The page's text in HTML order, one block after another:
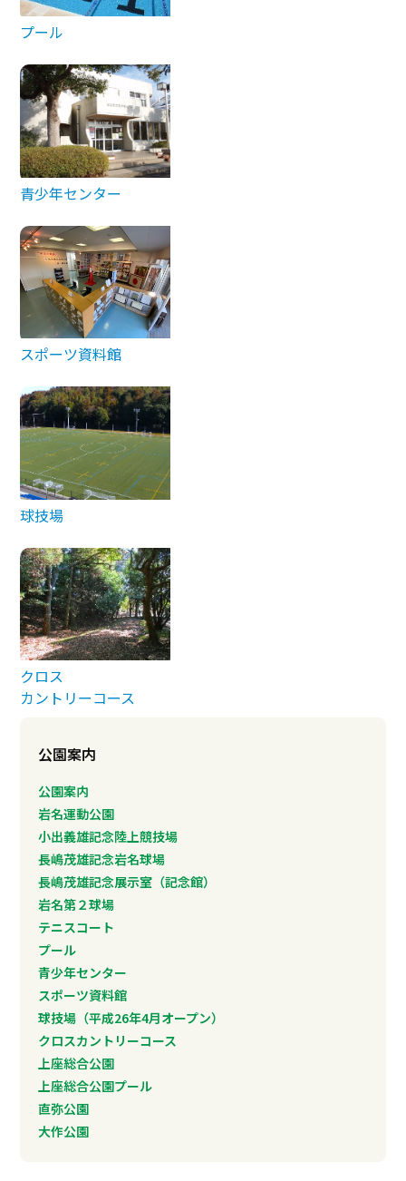
プール
青少年センター
スポーツ資料館
球技場
クロス
カントリーコース
公園案内
公園案内
岩名運動公園
小出義雄記念陸上競技場
長嶋茂雄記念岩名球場
長嶋茂雄記念展示室（記念館）
岩名第２球場
テニスコート
プール
青少年センター
スポーツ資料館
球技場（平成26年4月オープン）
クロスカントリーコース
上座総合公園
上座総合公園プール
直弥公園
大作公園